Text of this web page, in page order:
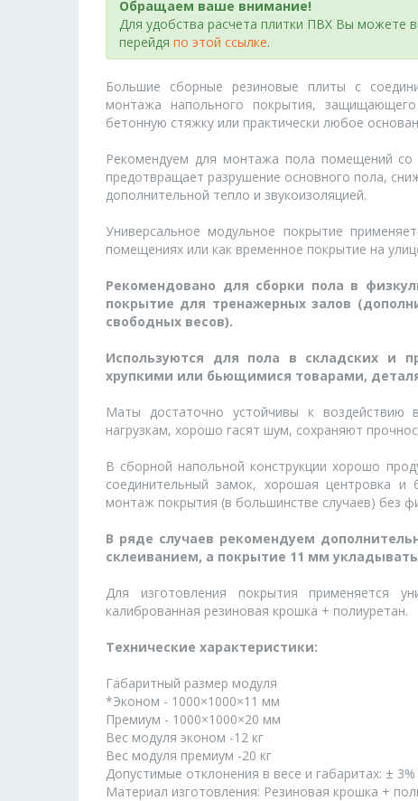
Обращаем ваше внимание!
Для удобства расчета плитки ПВХ Вы можете
перейдя по этой ссылке.
Большие сборные резиновые плиты с
монтажа напольного покрытия,
бетонную стяжку или практически любое
Рекомендуем для монтажа пола помещений со
предотвращает разрушение основного пола,
дополнительной тепло и звукоизоляцией.
Универсальное модульное покрытие
помещениях или как временное покрытие на
Рекомендовано для сборки пола в
покрытие для тренажерных залов
свободных весов).
Используются для пола в складских и
хрупкими или бьющимися товарами,
Маты достаточно устойчивы к воздействию
нагрузкам, хорошо гасят шум, сохраняют
В сборной напольной конструкции хорошо
соединительный замок, хорошая центровка
монтаж покрытия (в большинстве случаев) без
В ряде случаев рекомендуем
склеиванием, а покрытие 11 мм
Для изготовления покрытия применяется
калиброванная резиновая крошка + полиуретан.
Технические характеристики:
Габаритный размер модуля
*Эконом - 1000×1000×11 мм
Премиум - 1000×1000×20 мм
Вес модуля эконом -12 кг
Вес модуля премиум -20 кг
Допустимые отклонения в весе и габаритах: ± 3%
Материал изготовления: Резиновая крошка +